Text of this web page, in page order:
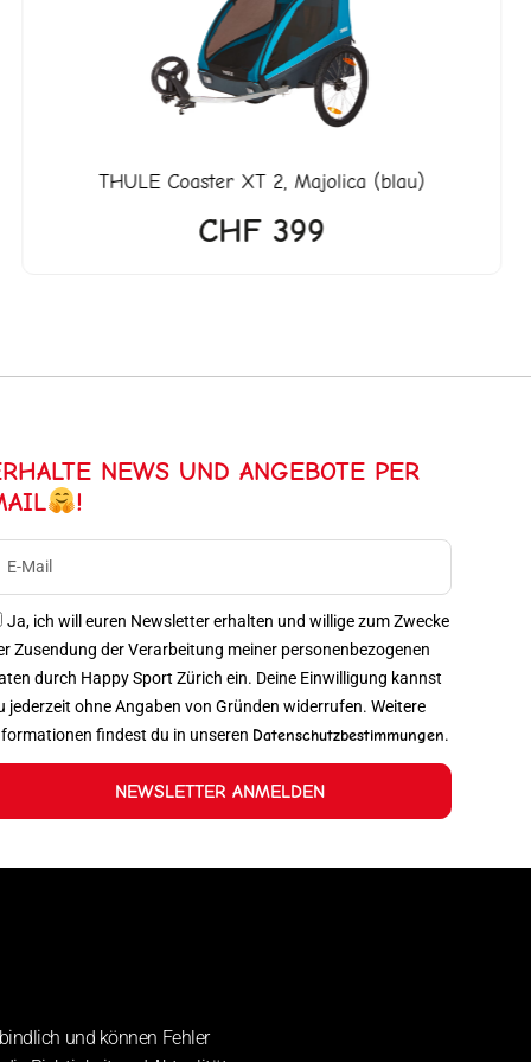
THULECoaster XT 2, Majolica (blau)
CHF399
NEWS UND ANGEBOTE PER
!
Ja, ich will euren Newsletter erhalten und willige zum Zwecke
Zusendung der Verarbeitung meiner personenbezogenen
durch Happy Sport Zürich ein. Deine Einwilligung kannst
jederzeit ohne Angaben von Gründen widerrufen. Weitere
findest du in unseren Datenschutzbestimmungen.
NEWSLETTER ANMELDEN
und können Fehler